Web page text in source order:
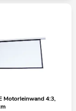
Motorleinwand 4:3,